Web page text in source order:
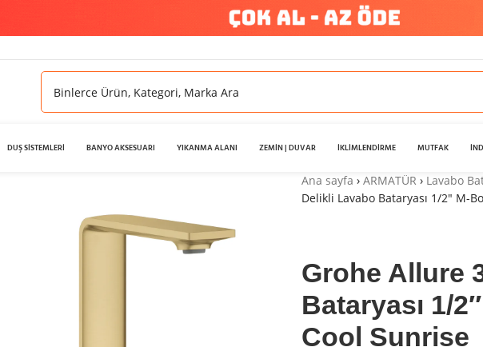
DUŞ SİSTEMLERİ BANYO AKSESUARI YIKANMA ALANI ZEMİN | DUVAR İKLİMLENDİRME MUTFAK
Ana sayfa › ARMATÜR › Lavabo
Delikli Lavabo Bataryası 1/2″ M-
Grohe Allure
Bataryası 1/
Cool Sunrise